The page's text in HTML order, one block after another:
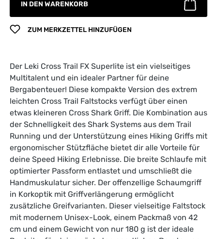
IN DEN WARENKORB
ZUM MERKZETTEL HINZUFÜGEN
Der Leki Cross Trail FX Superlite ist ein vielseitiges
Multitalent und ein idealer Partner für deine
Bergabenteuer! Diese kompakte Version des extrem
leichten Cross Trail Faltstocks verfügt über einen
etwas kleineren Cross Shark Griff. Die Kombination aus
der Schnelligkeit des Shark Systems aus dem Trail
Running und der Unterstützung eines Hiking Griffs mit
ergonomischer Stützfläche bietet dir alle Vorteile für
deine Speed Hiking Erlebnisse. Die breite Schlaufe mit
optimierter Passform entlastet und umschließt die
Handmuskulatur sicher. Der offenzellige Schaumgriff
in Korkoptik mit Griffverlängerung ermöglicht
zusätzliche Greifvarianten. Dieser vielseitige Faltstock
mit modernem Unisex-Look, einem Packmaß von 42
cm und einem Gewicht von nur 180 g ist der ideale